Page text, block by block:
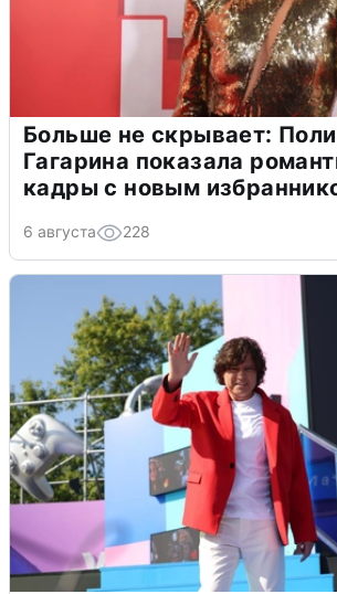
Больше не скрывает:
Гагарина показала
кадры с новым
6 августа 228